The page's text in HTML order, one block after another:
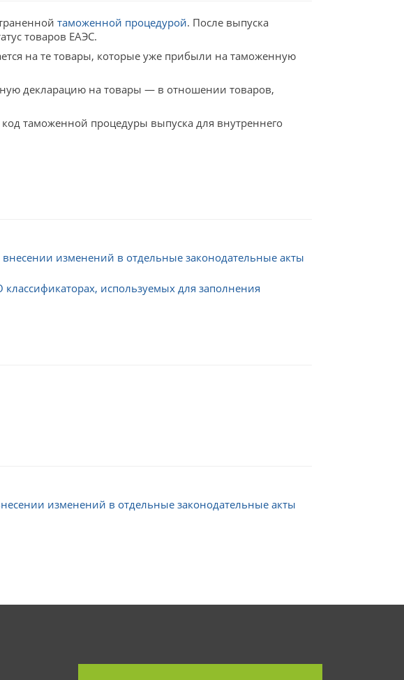
таможенной процедурой. После выпуска
товаров ЕАЭС.
на те товары, которые уже прибыли на таможенную
декларацию на товары — в отношении товаров,
код таможенной процедуры выпуска для внутреннего
изменений в отдельные законодательные акты
используемых для заполнения
изменений в отдельные законодательные акты